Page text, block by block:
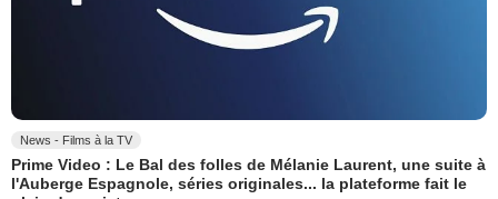
News - Films à la TV
Prime Video : Le Bal des folles de Mélanie Laurent, une suite à
l'Auberge Espagnole, séries originales... la plateforme fait le